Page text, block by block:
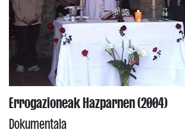
Errogazioneak Hazparnen (2004)
Dokumentala